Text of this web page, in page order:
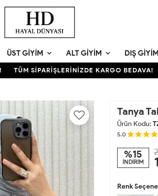
ÜST GIYIM ALT GIYIM DIŞ GIYIM
TÜM SİPARİŞLERİNİZDE KARGO BEDAVA!
Tanya
Ürün Kodu:
5.0
%15
İNDİRİM
Renk